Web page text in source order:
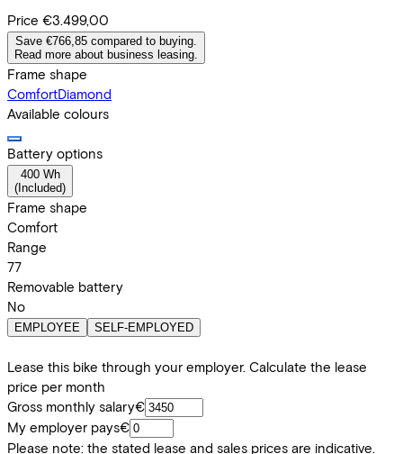
Price €3.499,00
Save €766,85 compared to buying.
Read more about business leasing.
Frame shape
ComfortDiamond
Available colours
Battery options
400 Wh
( Included)
Frame shape
Comfort
Range
77
Removable battery
No
EMPLOYEE SELF-EMPLOYED
Lease this bike through your employer. Calculate the lease
price per month
Gross monthly salary€
My employer pays€
Please note: the stated lease and sales prices are indicative.